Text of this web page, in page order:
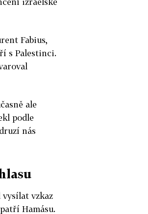
Fabius,
s Palestinci.
ale
podle
nás
vysílat vzkaz
Hamásu.